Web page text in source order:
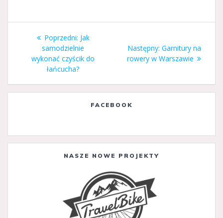
Nawigacja
wpisu
Poprzedni: Poprzedni
wpis:
Jak
samodzielnie
wykonać czyścik do
łańcucha?
Następny: Następny
wpis:
Garnitury na
rowery w Warszawie
FACEBOOK
NASZE NOWE PROJEKTY